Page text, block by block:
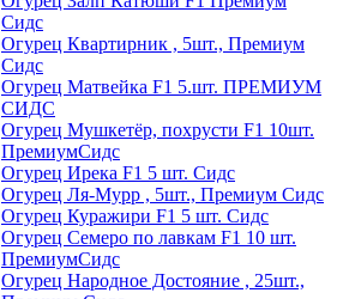
Сидс
Огурец Квартирник , 5шт., Премиум
Сидс
Огурец Матвейка F1 5.шт. ПРЕМИУМ
СИДС
Огурец Мушкетёр, похрусти F1 10шт.
ПремиумСидс
Огурец Ирека F1 5 шт. Сидс
Огурец Ля-Мурр , 5шт., Премиум Сидс
Огурец Куражири F1 5 шт. Сидс
Огурец Семеро по лавкам F1 10 шт.
ПремиумСидс
Огурец Народное Достояние , 25шт.,